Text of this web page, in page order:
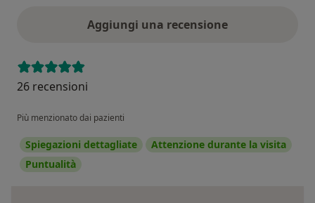
Aggiungi una recensione
26 recensioni
Più menzionato dai pazienti
Spiegazioni dettagliate
Attenzione durante la visita
Puntualità